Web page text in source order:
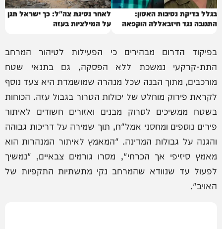
בגלל בדיקת נסיבות האסון:
התגובה נגד חיזבאללה הוקפאה
לאחר נסיגת צה"ל: כך ישראל תגן
על המילציות בעזה
בפיקוד הדרום מבהירים כי הפעילות לטיהור המרחב
התת-קרקעי נמשכת ללא הפסקה, גם בתנאי שטח
מורכבים, מתוך הבנה שכל מנהרה שמושמדת היא צעד נוסף
לקראת פירוק מוחלט של יכולות הטרור בגבול עזה. הכוחות
בשטח ממשיכים לסרוק מבנים ואזורים חשודים לאיתור
פירים נוספים ומחסני אמל"ח, תוך שמירה על דריכות גבוהה
והגנה על גבולות המדינה. "המאמץ לאיתור המנהרות הוא
מאמץ סיזיפי אך הכרחי", מסרו גורמים צבאיים, "נמשיך
לפעול עד שנוודא שהמרחב נקי מתשתיות התקפיות של
האויב".